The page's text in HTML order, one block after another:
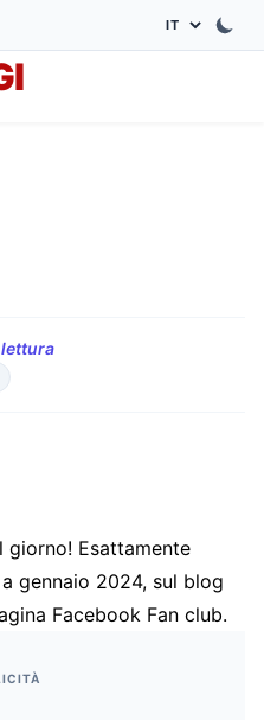
giorno! Esattamente
gennaio 2024, sul blog
Facebook Fan club.